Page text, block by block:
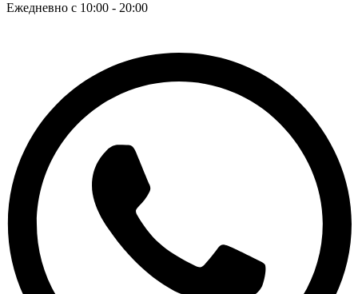
Ежедневно с 10:00 - 20:00